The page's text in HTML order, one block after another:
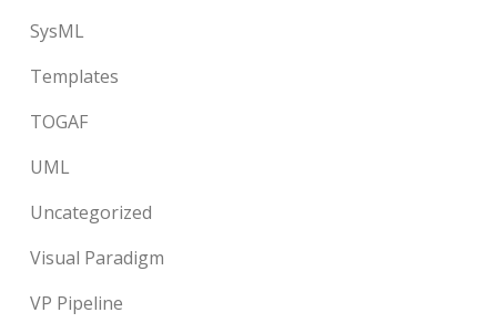
SysML
Templates
TOGAF
UML
Uncategorized
Visual Paradigm
VP Pipeline